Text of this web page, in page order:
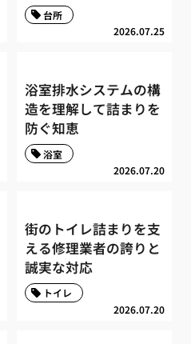
2026.07.25
台所
浴室排水システムの構
造を理解して詰まりを
防ぐ知恵
2026.07.20
浴室
街のトイレ詰まりを支
える修理業者の誇りと
誠実な対応
2026.07.20
トイレ